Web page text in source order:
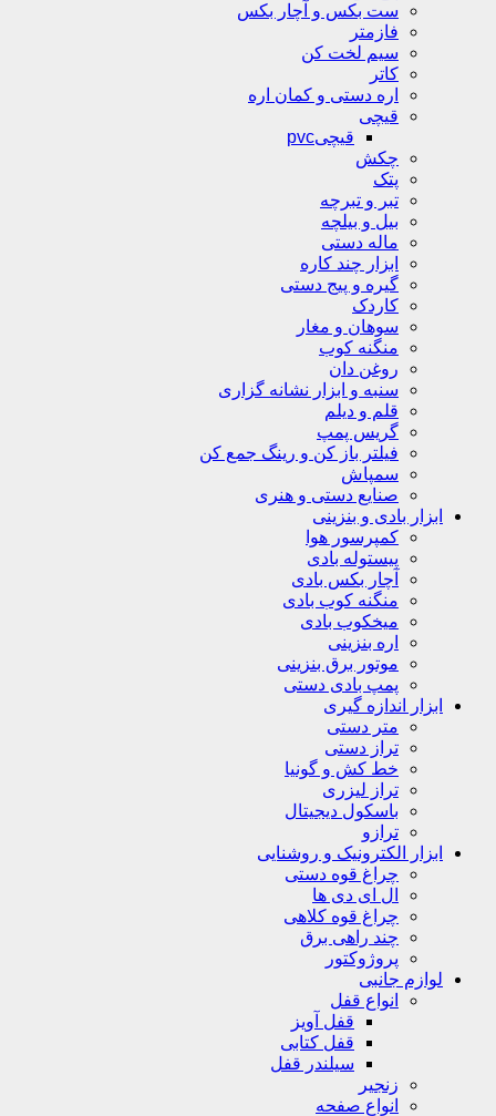
ست بکس و آچار بکس
فازمتر
سیم لخت کن
کاتر
اره دستی و کمان اره
قیچی
قیچیpvc
چکش
پتک
تبر و تبرچه
بیل و بیلچه
ماله دستی
ابزار چند کاره
گیره و پیج دستی
کاردک
سوهان و مغار
منگنه کوب
روغن دان
سنبه و ابزار نشانه گزاری
قلم و دیلم
گریس پمپ
فیلتر باز کن و رینگ جمع کن
سمپاش
صنایع دستی و هنری
ابزار بادی و بنزینی
کمپرسور هوا
پیستوله بادی
آچار بکس بادی
منگنه کوب بادی
میخکوب بادی
اره بنزینی
موتور برق بنزینی
پمپ بادی دستی
ابزار اندازه گیری
متر دستی
تراز دستی
خط کش و گونیا
تراز لیزری
باسکول دیجیتال
ترازو
ابزار الکترونیک و روشنایی
چراغ قوه دستی
ال ای دی ها
چراغ قوه کلاهی
چند راهی برق
پروژوکتور
لوازم جانبی
انواع قفل
قفل آویز
قفل کتابی
سیلندر قفل
زنجیر
انواع صفحه